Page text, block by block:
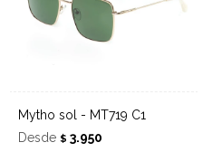
Mytho sol - MT719 C1
Desde $ 3.950